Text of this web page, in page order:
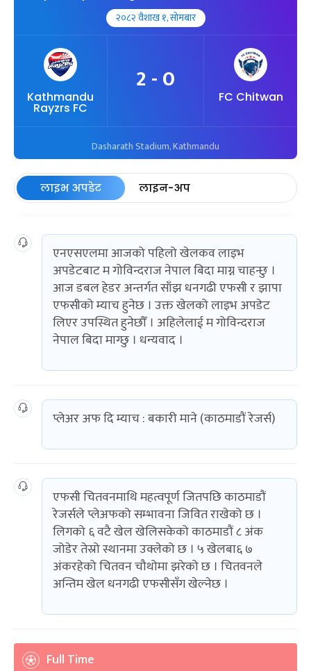
२०८२ वैशाख १, सोमबार
Kathmandu
Rayzrs FC
2 - 0
FC Chitwan
Dasharath Stadium, Kathmandu
लाइभ अपडेट लाइन-अप
एनएसएलमा आजको पहिलो खेलकव लाइभ
अपडेटबाट म गोविन्दराज नेपाल बिदा माग्न चाहन्छु ।
आज डबल हेडर अन्तर्गत साँझ धनगढी एफसी र झापा
एफसीको म्याच हुनेछ । उक्त खेलको लाइभ अपडेट
लिएर उपस्थित हुनेछौँ । अहिलेलाई म गोविन्दराज
नेपाल बिदा माग्छु । धन्यवाद ।
प्लेअर अफ दि म्याच : बकारी माने (काठमाडौं रेजर्स)
एफसी चितवनमाथि महत्वपूर्ण जितपछि काठमाडौं
रेजर्सले प्लेअफको सम्भावना जिवित राखेको छ ।
लिगको ६ वटै खेल खेलिसकेको काठमाडौं ८ अंक
जोडेर तेस्रो स्थानमा उक्लेको छ । ५ खेलबा६ ७
अंकरहेको चितवन चौथोमा झरेको छ । चितवनले
अन्तिम खेल धनगढी एफसीसँग खेल्नेछ ।
Full Time